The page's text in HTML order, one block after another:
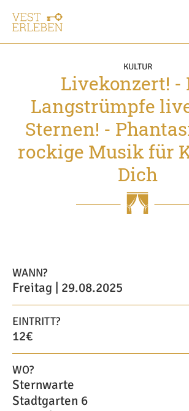
KULTUR
Livekonzert! -
Langstrümpfe
Sternen! -
rockige Musik für
Dich
WANN?
Freitag | 29.08.2025
EINTRITT?
12€
WO?
Sternwarte
Stadtgarten 6